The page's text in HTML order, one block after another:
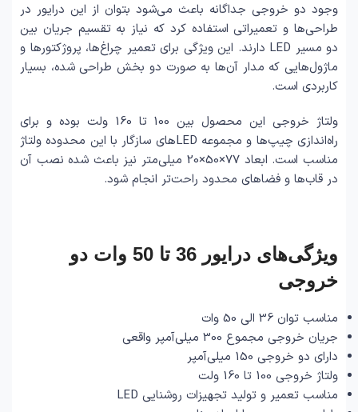
وجود دو خروجی جداگانه باعث می‌شود بتوان از این درایور در
طراحی‌ها و تعمیراتی استفاده کرد که نیاز به تقسیم جریان بین
دو مسیر LED دارند. این ویژگی برای تعمیر چراغ‌ها، پروژکتورها و
ماژول‌هایی که مدار آن‌ها به صورت دو بخش طراحی شده، بسیار
کاربردی است.
ولتاژ خروجی این محصول بین 100 تا 160 ولت بوده و برای
راه‌اندازی چیپ‌ها و مجموعه LEDهای سازگار با این محدوده ولتاژ
مناسب است. ابعاد 77×50×20 میلی‌متر نیز باعث شده نصب آن
در قاب‌ها و فضاهای محدود راحت‌تر انجام شود.
ویژگی‌های درایور 36 تا 50 وات دو
خروجی
مناسب توان 36 الی 50 وات
جریان خروجی مجموع 300 میلی‌آمپر واقعی
دارای دو خروجی 150 میلی‌آمپر
ولتاژ خروجی 100 تا 160 ولت
مناسب تعمیر و تولید تجهیزات روشنایی LED